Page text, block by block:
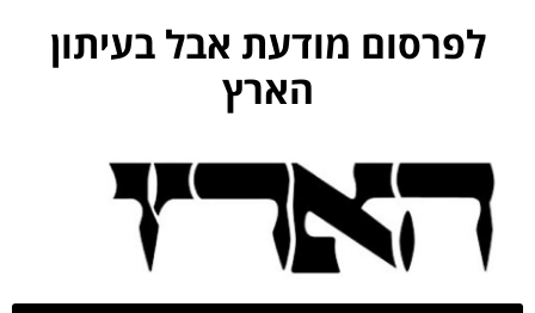
לפרסום מודעת אבל בעיתון
הארץ